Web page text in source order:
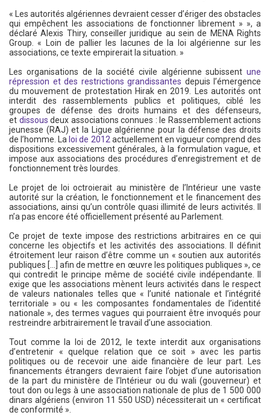
« Les autorités algériennes devraient cesser d’ériger des obstacles
qui empêchent les associations de fonctionner librement » », a
déclaré Alexis Thiry, conseiller juridique au sein de MENA Rights
Group. « Loin de pallier les lacunes de la loi algérienne sur les
associations, ce texte empirerait la situation. »
Les organisations de la société civile algérienne subissent une
répression et des restrictions grandissantes depuis l’émergence
du mouvement de protestation Hirak en 2019. Les autorités ont
interdit des rassemblements publics et politiques, ciblé les
groupes de défense des droits humains et des défenseurs,
et dissous deux associations connues : le Rassemblement actions
jeunesse (RAJ) et la Ligue algérienne pour la défense des droits
de l’homme. La loi de 2012 actuellement en vigueur comprend des
dispositions excessivement générales, à la formulation vague, et
impose aux associations des procédures d’enregistrement et de
fonctionnement très lourdes.
Le projet de loi octroierait au ministère de l’Intérieur une vaste
autorité sur la création, le fonctionnement et le financement des
associations, ainsi qu’un contrôle quasi illimité de leurs activités. Il
n’a pas encore été officiellement présenté au Parlement.
Ce projet de texte impose des restrictions arbitraires en ce qui
concerne les objectifs et les activités des associations. Il définit
étroitement leur raison d’être comme un « soutien aux autorités
publiques [...] afin de mettre en œuvre les politiques publiques », ce
qui contredit le principe même de société civile indépendante. Il
exige que les associations mènent leurs activités dans le respect
de valeurs nationales telles que « l’unité nationale et l’intégrité
territoriale » ou « les composantes fondamentales de l’identité
nationale », des termes vagues qui pourraient être invoqués pour
restreindre arbitrairement le travail d’une association.
Tout comme la loi de 2012, le texte interdit aux organisations
d’entretenir « quelque relation que ce soit » avec les partis
politiques ou de recevoir une aide financière de leur part. Les
financements étrangers devraient faire l’objet d’une autorisation
de la part du ministère de l’Intérieur ou du wali (gouverneur) et
tout don ou legs à une association nationale de plus de 1 500 000
dinars algériens (environ 11 550 USD) nécessiterait un « certificat
de conformité ».